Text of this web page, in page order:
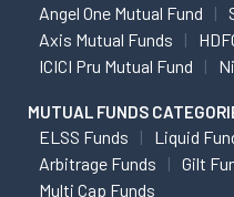
Angel One Mutual Fund
Axis Mutual Funds
ICICI Pru Mutual Fund
MUTUAL FUNDS
ELSS Funds Liquid
Arbitrage Funds
Gilt
Multi Cap Funds